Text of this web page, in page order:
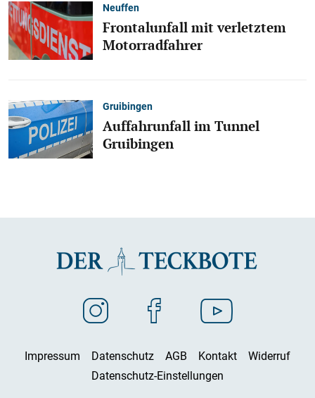
Neuffen
Frontalunfall mit verletztem
Motorradfahrer
Gruibingen
Auffahrunfall im Tunnel
Gruibingen
Impressum Datenschutz AGB Kontakt
Widerruf
Datenschutz-Einstellungen